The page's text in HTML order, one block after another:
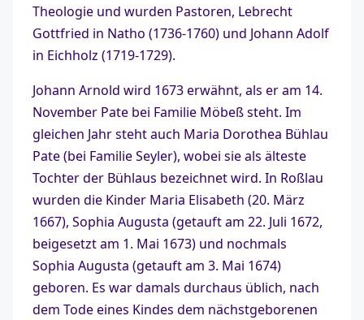
Theologie und wurden Pastoren, Lebrecht
Gottfried in Natho (1736-1760) und Johann Adolf
in Eichholz (1719-1729).
Johann Arnold wird 1673 erwähnt, als er am 14.
November Pate bei Familie Möbeß steht. Im
gleichen Jahr steht auch Maria Dorothea Bühlau
Pate (bei Familie Seyler), wobei sie als älteste
Tochter der Bühlaus bezeichnet wird. In Roßlau
wurden die Kinder Maria Elisabeth (20. März
1667), Sophia Augusta (getauft am 22. Juli 1672,
beigesetzt am 1. Mai 1673) und nochmals
Sophia Augusta (getauft am 3. Mai 1674)
geboren. Es war damals durchaus üblich, nach
dem Tode eines Kindes dem nächstgeborenen